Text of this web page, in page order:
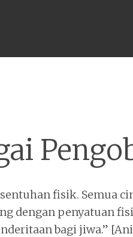
fisik. Semua
dengan penyatuan
bagi jiwa.”